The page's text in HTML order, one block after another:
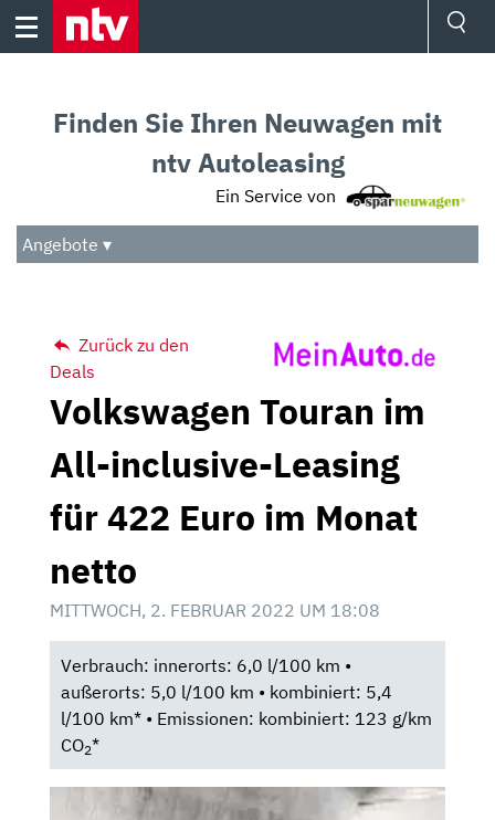
Skip
Audio
Das Beste
Finden Sie Ihren Neuwagen mit
ntv Autoleasing
Ein Service von
Angebote ▾
Zurück zu den
Deals
Volkswagen Touran im
All-inclusive-Leasing
für 422 Euro im Monat
netto
MITTWOCH, 2. FEBRUAR 2022 UM 18:08
Verbrauch: innerorts: 6,0 l/100 km •
außerorts: 5,0 l/100 km • kombiniert: 5,4
l/100 km* • Emissionen: kombiniert: 123 g/km
CO2*